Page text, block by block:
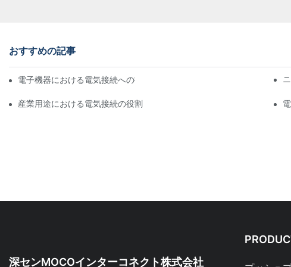
おすすめの記事
電子機器における電気接続への技術の影響
産業用途における電気接続の役割
深センMOCOインターコネクト株式会社